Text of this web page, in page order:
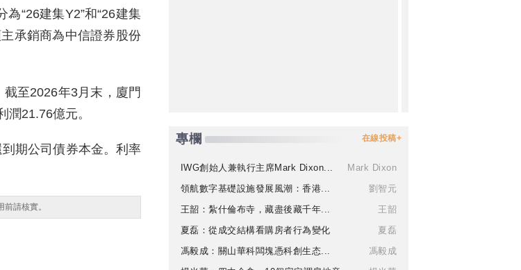
“26建集Y2”和“26建集
承銷商為中信證券股份
至2026年3月末，廈門
21.76億元。
期公司債券本金。利率
請核實。
專欄 在線投稿+
IWG創始人兼執行主席Mark Dixon...
Mark Dixon
領航數字基礎設施發展風潮：香港...
劉智元
王韶：紮什倫布寺，藏盡後藏千年...
王韶
夏磊：從成交結構看購房者行為變化
夏磊
馮毅成：關山華科闆塊憑科創生态...
馮毅成